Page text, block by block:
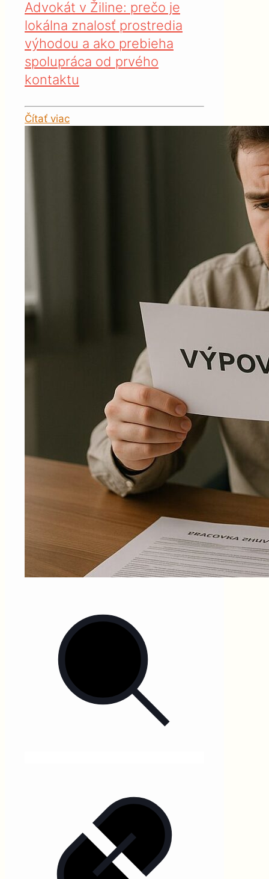
Advokát v Žiline: prečo je
lokálna znalosť prostredia
výhodou a ako prebieha
spolupráca od prvého
kontaktu
Čítať viac